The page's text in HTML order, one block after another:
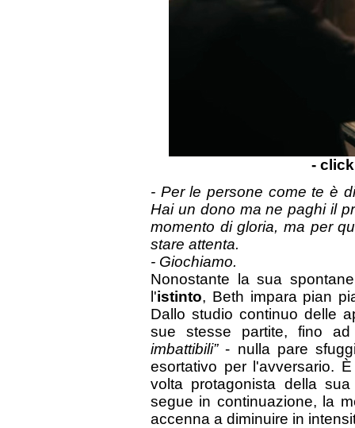
-
- Per le persone come te è
Hai un dono ma ne paghi il
momento di gloria, ma per
stare attenta.
- Giochiamo.
Nonostante la sua
l'istinto, Beth impara pian
Dallo studio continuo delle
sue stesse partite, fino
imbattibili”- nulla pare
esortativo per l'avversario.
volta protagonista della
segue in continuazione, la
accenna a diminuire in